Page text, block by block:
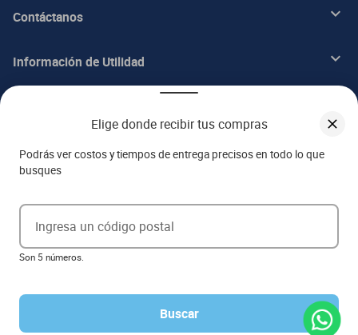
Elige donde recibir tus compras
Podrás ver costos y tiempos de entrega precisos en todo lo que
busques
Ingresa un código postal
Son 5 números.
Buscar
Contáctanos
Información de Utilidad
Acerca de ITALIKA
Aviso de privacidad
Ejerce tus derechos ARCO
Términos y condiciones
Las promociones dewww.italika.mxpueden diferir de las promociones publicadas en tienda. El
formato de los precios puede verse afectado por las configuraciones y diferencia de navegadores
Derechos reservados 2023 Grupo Italika